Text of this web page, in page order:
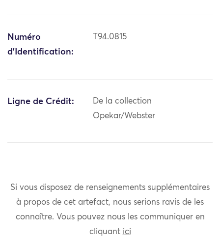
Numéro
d'Identification:
T94.0815
Ligne de Crédit:
De la collection
Opekar/Webster
Si vous disposez de renseignements supplémentaires
à propos de cet artefact, nous serions ravis de les
connaître. Vous pouvez nous les communiquer en
cliquant ici